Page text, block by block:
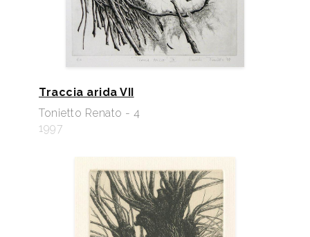
Traccia arida VII
Tonietto Renato - 4
1997